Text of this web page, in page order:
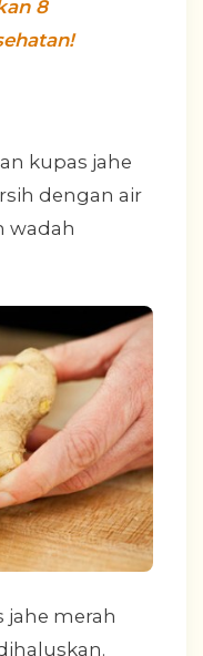
8
kupas jahe
dengan air
wadah
jahe merah